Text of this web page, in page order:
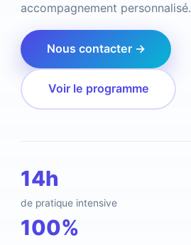
accompagnement personnalisé.
Nous contacter →
Voir le programme
14h
de pratique intensive
100%